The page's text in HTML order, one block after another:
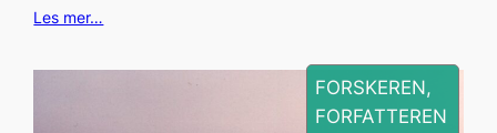
Les mer…
FORSKEREN,
FORFATTEREN